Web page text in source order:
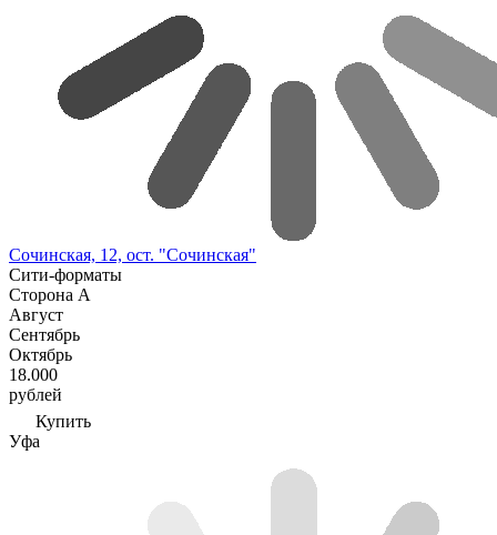
Сочинская, 12, ост. "Сочинская"
Сити-форматы
Сторона А
Август
Сентябрь
Октябрь
18.000
рублей
Купить
Уфа